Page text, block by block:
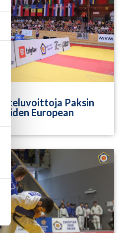
Paksin
European